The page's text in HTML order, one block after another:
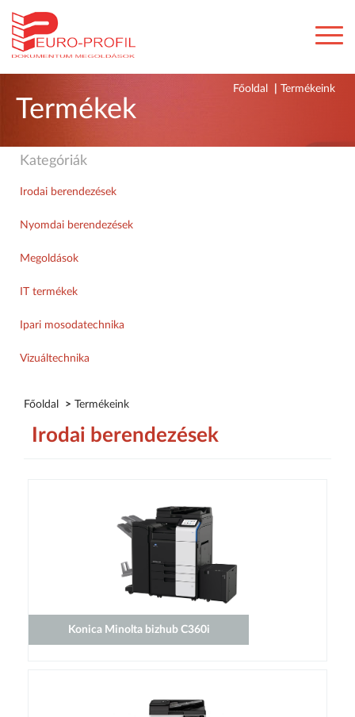
Termékek
Főoldal Termékeink
Kategóriák
Irodai berendezések
Nyomdai berendezések
Megoldások
IT termékek
Ipari mosodatechnika
Vizuáltechnika
Főoldal > Termékeink
Irodai berendezések
Konica Minolta bizhub C360i